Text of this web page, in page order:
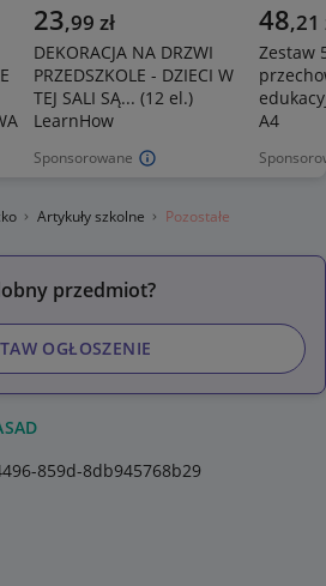
Sponsorowane
23,99 zł
DEKORACJA NA DRZWI
PRZEDSZKOLE - DZIECI W
TEJ SALI SĄ... (12 el.)
LearnHow
48,21
Zestaw
A4
Artykuły szkolne Pozostałe
przedmiot?
OGŁOSZENIE
859d-8db945768b29